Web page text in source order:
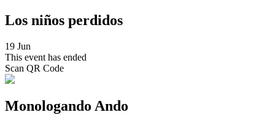
Los niños perdidos
19 Jun
This event has ended
Scan QR Code
Monologando Ando